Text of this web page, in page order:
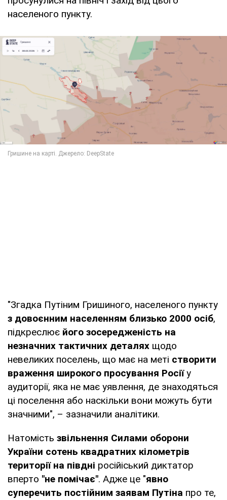
населеного пункту.
"Згадка Путіним Гришиного, населеного пункту
з довоєнним населенням близько 2000 осіб,
підкреслює його зосередженість на
незначних тактичних деталях щодо
невеликих поселень, що має на меті створити
враження широкого просування Росіїу
аудиторії, яка не має уявлення, де знаходяться
ці поселення або наскільки вони можуть бути
значними", – зазначили аналітики.
Натомість звільнення Силами оборони
України сотень квадратних кілометрів
території на півдні російіський диктатор
вперто "не помічає". Адже це "явно
суперечить постійним заявам Путіна про те,